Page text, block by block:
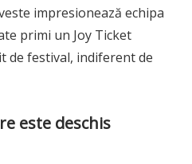
impresionează echipa
primi un Joy Ticket
de festival, indiferent de
este deschis